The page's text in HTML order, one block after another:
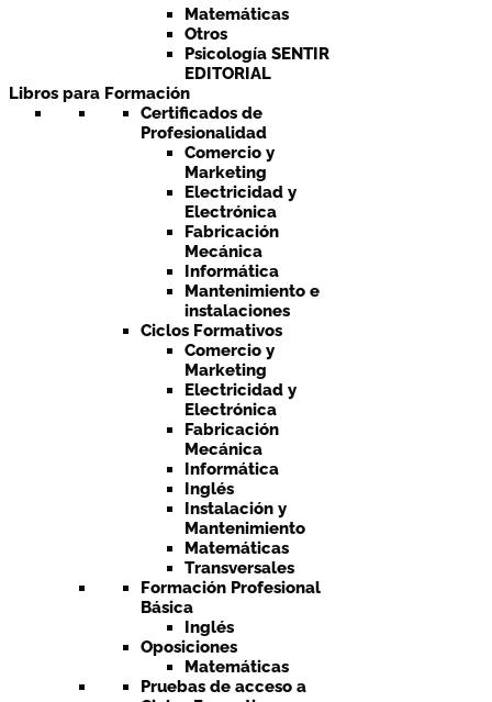
Matemáticas
Otros
Psicología SENTIR
EDITORIAL
Libros para Formación
Certificados de
Profesionalidad
Comercio y
Marketing
Electricidad y
Electrónica
Fabricación
Mecánica
Informática
Mantenimiento e
instalaciones
Ciclos Formativos
Comercio y
Marketing
Electricidad y
Electrónica
Fabricación
Mecánica
Informática
Inglés
Instalación y
Mantenimiento
Matemáticas
Transversales
Formación Profesional
Básica
Inglés
Oposiciones
Matemáticas
Pruebas de acceso a